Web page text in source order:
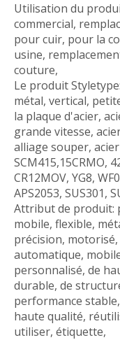
Utilisation du
commercial,
pour cuir, pour la
usine,
couture,
Le produit
métal, vertical,
la plaque d'acier,
grande vitesse,
alliage souper, acier
SCM415,15CRMO,
CR12MOV, YG8,
APS2053, SUS301,
Attribut de produit:
mobile, flexible,
précision,
automatique,
personnalisé, de
durable, de
performance
haute qualité,
utiliser, étiquette,